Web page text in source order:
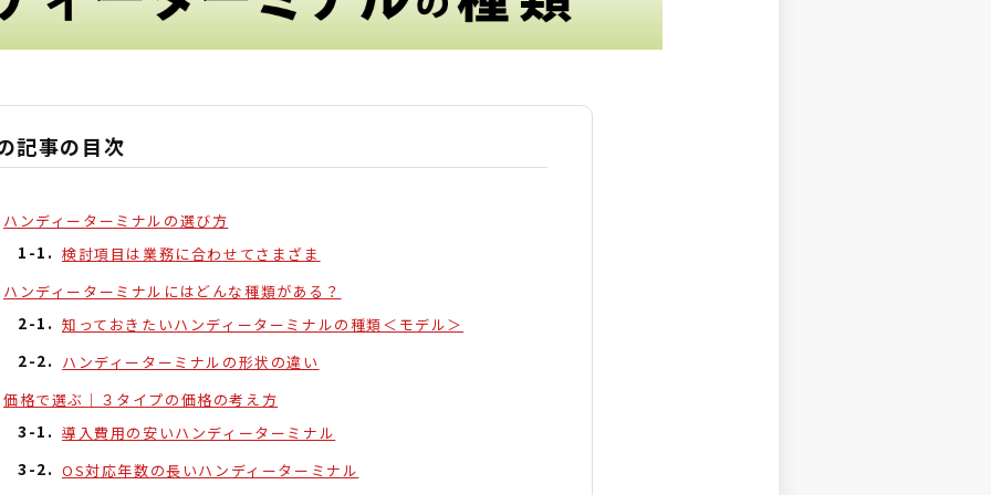
記事の目次
ハンディーターミナルの選び方
検討項目は業務に合わせてさまざま
ハンディーターミナルにはどんな種類がある？
知っておきたいハンディーターミナルの種類＜モデル＞
ハンディーターミナルの形状の違い
価格で選ぶ｜３タイプの価格の考え方
導入費用の安いハンディーターミナル
OS対応年数の長いハンディーターミナル